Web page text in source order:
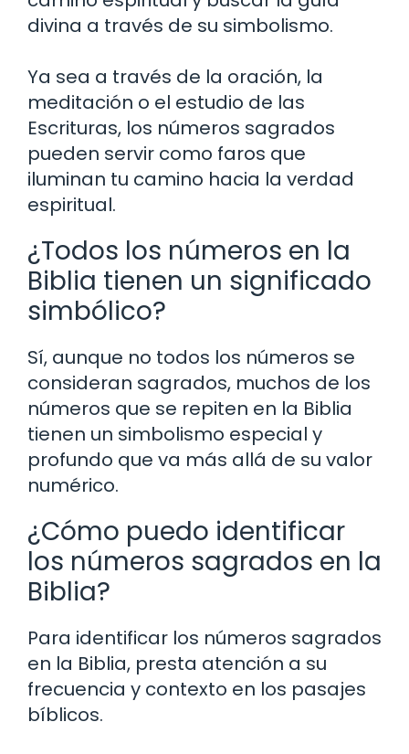
divina a través de su simbolismo.
Ya sea a través de la oración, la
meditación o el estudio de las
Escrituras, los números sagrados
pueden servir como faros que
iluminan tu camino hacia la verdad
espiritual.
¿Todos los números en la
Biblia tienen un significado
simbólico?
Sí, aunque no todos los números se
consideran sagrados, muchos de los
números que se repiten en la Biblia
tienen un simbolismo especial y
profundo que va más allá de su valor
numérico.
¿Cómo puedo identificar
los números sagrados en la
Biblia?
Para identificar los números sagrados
en la Biblia, presta atención a su
frecuencia y contexto en los pasajes
bíblicos.